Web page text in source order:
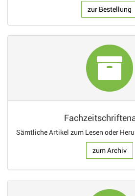
zur Bestellung
Sämtliche Artikel zum Lesen oder
zum Archiv